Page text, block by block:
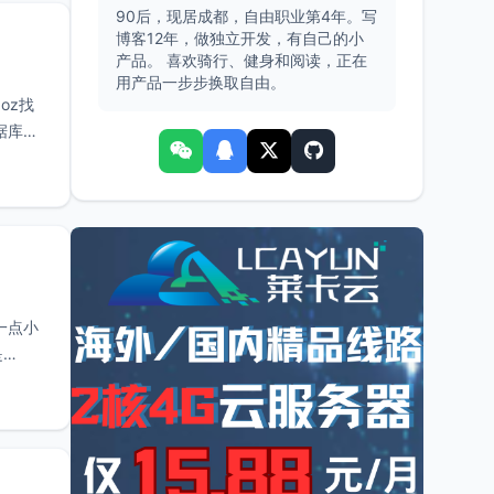
找
库类
点小
90后，现居成都，自由职业第4年。写
博客12年，做独立开发，有自己的小
产品。 喜欢骑行、健身和阅读，正在
用产品一步步换取自由。